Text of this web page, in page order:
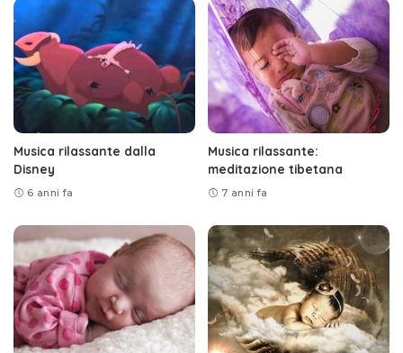
Musica rilassante dalla
Disney
6 anni fa
Musica rilassante:
meditazione tibetana
7 anni fa